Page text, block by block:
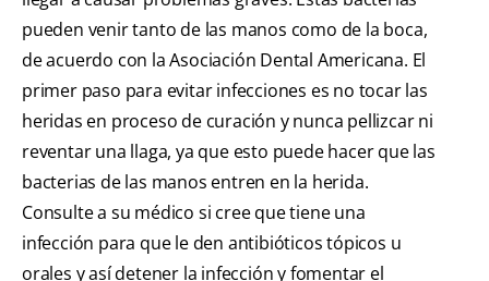
pueden venir tanto de las manos como de la boca,
de acuerdo con la Asociación Dental Americana. El
primer paso para evitar infecciones es no tocar las
heridas en proceso de curación y nunca pellizcar ni
reventar una llaga, ya que esto puede hacer que las
bacterias de las manos entren en la herida.
Consulte a su médico si cree que tiene una
infección para que le den antibióticos tópicos u
orales y así detener la infección y fomentar el